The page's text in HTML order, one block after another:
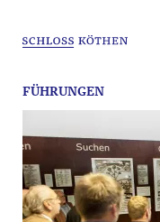
FÜHRUNGEN